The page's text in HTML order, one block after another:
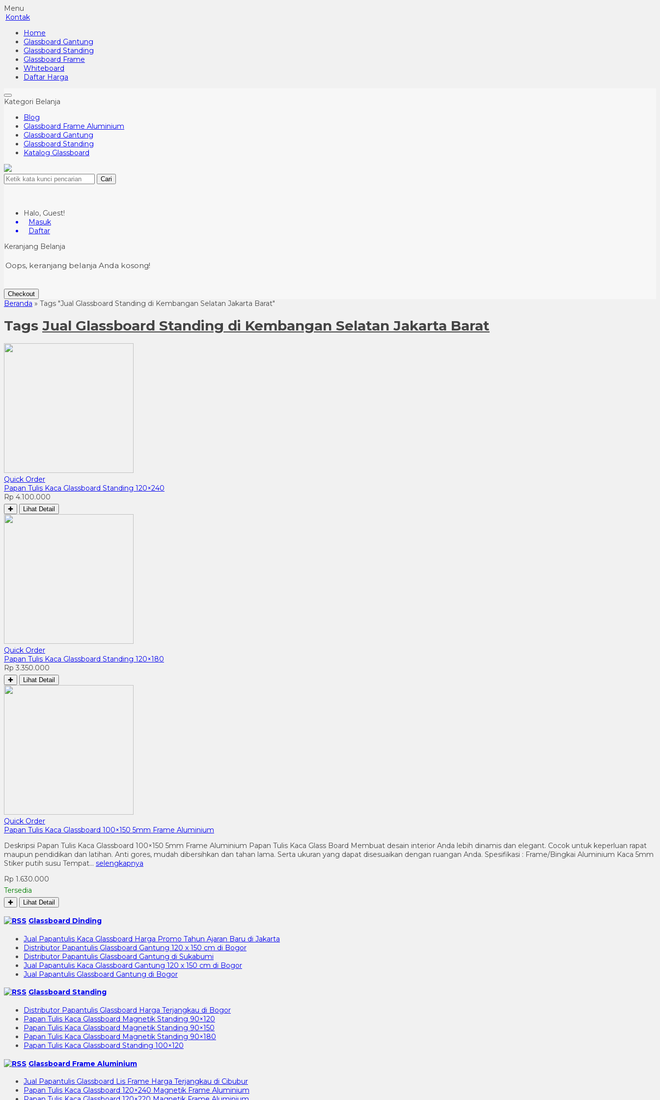
Menu
Kontak
Home
Glassboard Gantung
Glassboard Standing
Glassboard Frame
Whiteboard
Daftar Harga
Kategori Belanja
Blog
Glassboard Frame Aluminium
Glassboard Gantung
Glassboard Standing
Katalog Glassboard
Cari
Halo, Guest!
Masuk
Daftar
Keranjang Belanja
Oops, keranjang belanja Anda kosong!
Checkout
Beranda » Tags "Jual Glassboard Standing di Kembangan Selatan Jakarta Barat"
Tags Jual Glassboard Standing di Kembangan Selatan Jakarta Barat
Quick Order
Papan Tulis Kaca Glassboard Standing 120×240
Rp 4.100.000
✚ Lihat Detail
Quick Order
Papan Tulis Kaca Glassboard Standing 120×180
Rp 3.350.000
✚ Lihat Detail
Quick Order
Papan Tulis Kaca Glassboard 100×150 5mm Frame Aluminium
Deskripsi Papan Tulis Kaca Glassboard 100×150 5mm Frame Aluminium Papan Tulis Kaca Glass Board Membuat desain interior Anda lebih dinamis dan elegant. Cocok untuk keperluan rapat
maupun pendidikan dan latihan. Anti gores, mudah dibersihkan dan tahan lama. Serta ukuran yang dapat disesuaikan dengan ruangan Anda. Spesifikasi : Frame/Bingkai Aluminium Kaca 5mm
Stiker putih susu Tempat… selengkapnya
Rp 1.630.000
Tersedia
✚ Lihat Detail
Glassboard Dinding
Jual Papantulis Kaca Glassboard Harga Promo Tahun Ajaran Baru di Jakarta
Distributor Papantulis Glassboard Gantung 120 x 150 cm di Bogor
Distributor Papantulis Glassboard Gantung di Sukabumi
Jual Papantulis Kaca Glassboard Gantung 120 x 150 cm di Bogor
Jual Papantulis Glassboard Gantung di Bogor
Glassboard Standing
Distributor Papantulis Glassboard Harga Terjangkau di Bogor
Papan Tulis Kaca Glassboard Magnetik Standing 90×120
Papan Tulis Kaca Glassboard Magnetik Standing 90×150
Papan Tulis Kaca Glassboard Magnetik Standing 90×180
Papan Tulis Kaca Glassboard Standing 100×120
Glassboard Frame Aluminium
Jual Papantulis Glassboard Lis Frame Harga Terjangkau di Cibubur
Papan Tulis Kaca Glassboard 120×240 Magnetik Frame Aluminium